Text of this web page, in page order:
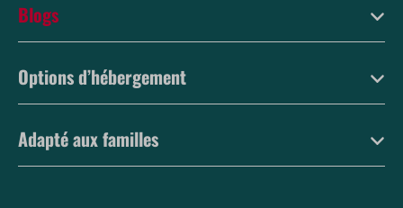
Blogs
Options d’hébergement
Adapté aux familles